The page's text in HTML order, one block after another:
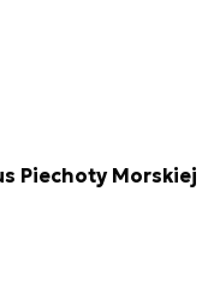
Piechoty Morskiej